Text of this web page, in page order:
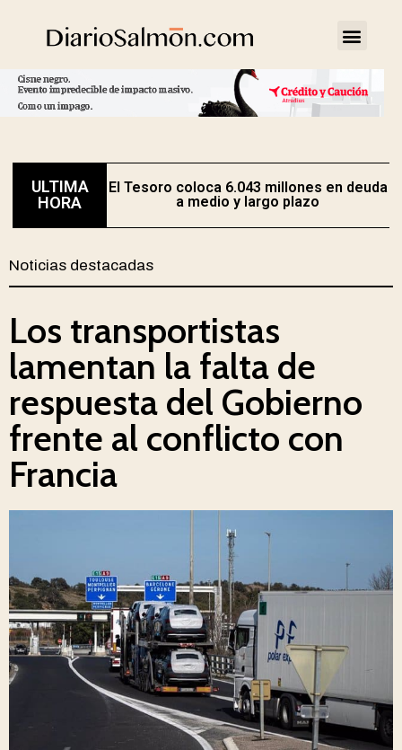
ULTIMA
HORA
El Tesoro coloca 6.043 millones en deuda
a medio y largo plazo
Noticias destacadas
Los transportistas
lamentan la falta de
respuesta del Gobierno
frente al conflicto con
Francia